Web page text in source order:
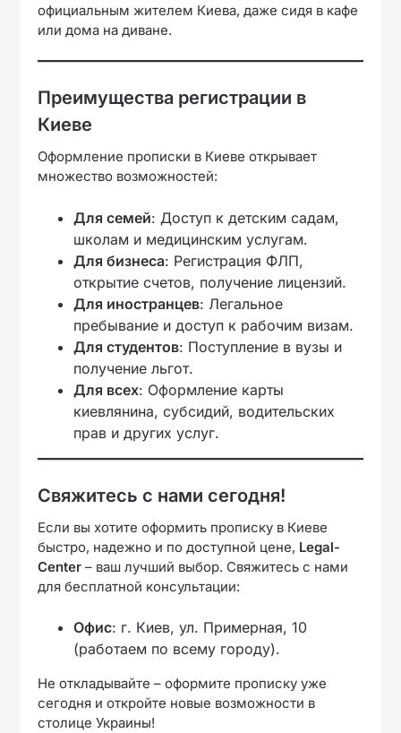
официальным жителем Киева, даже сидя в кафе
или дома на диване.
Преимущества регистрации в
Киеве
Оформление прописки в Киеве открывает
множество возможностей:
Для семей: Доступ к детским садам,
школам и медицинским услугам.
Для бизнеса: Регистрация ФЛП,
открытие счетов, получение лицензий.
Для иностранцев: Легальное
пребывание и доступ к рабочим визам.
Для студентов: Поступление в вузы и
получение льгот.
Для всех: Оформление карты
киевлянина, субсидий, водительских
прав и других услуг.
Свяжитесь с нами сегодня!
Если вы хотите оформить прописку в Киеве
быстро, надежно и по доступной цене, Legal-
Center – ваш лучший выбор. Свяжитесь с нами
для бесплатной консультации:
Офис: г. Киев, ул. Примерная, 10
(работаем по всему городу).
Не откладывайте – оформите прописку уже
сегодня и откройте новые возможности в
столице Украины!